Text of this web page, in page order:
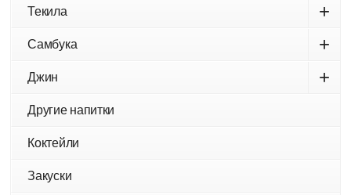
Текила +
Самбука +
Джин +
Другие напитки
Коктейли
Закуски